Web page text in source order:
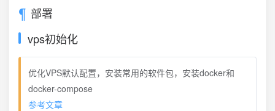
部署
vps初始化
优化VPS默认配置，安装常用的软件包，安装docker和
docker-compose
参考文章